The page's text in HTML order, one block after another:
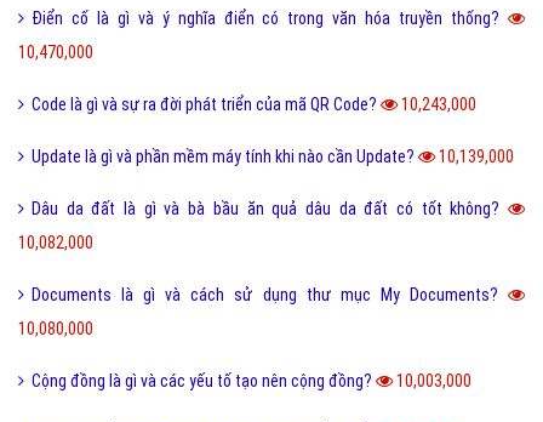
Điển cố là gì và ý nghĩa điển có trong văn hóa truyền thống?
10,470,000
Code là gì và sự ra đời phát triển của mã QR Code? 10,243,000
Update là gì và phần mềm máy tính khi nào cần Update? 10,139,000
Dâu da đất là gì và bà bầu ăn quả dâu da đất có tốt không?
10,082,000
Documents là gì và cách sử dụng thư mục My Documents?
10,080,000
Cộng đồng là gì và các yếu tố tạo nên cộng đồng? 10,003,000